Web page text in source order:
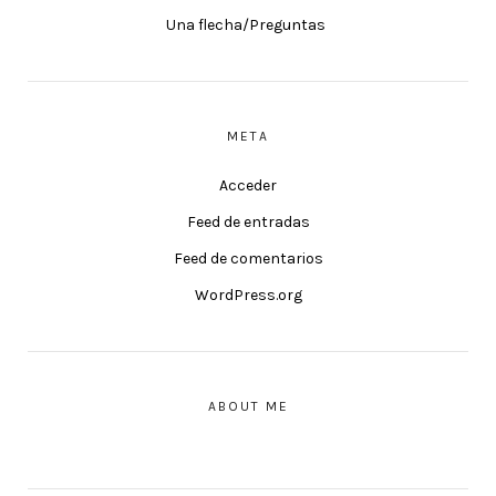
Una flecha/Preguntas
META
Acceder
Feed de entradas
Feed de comentarios
WordPress.org
ABOUT ME